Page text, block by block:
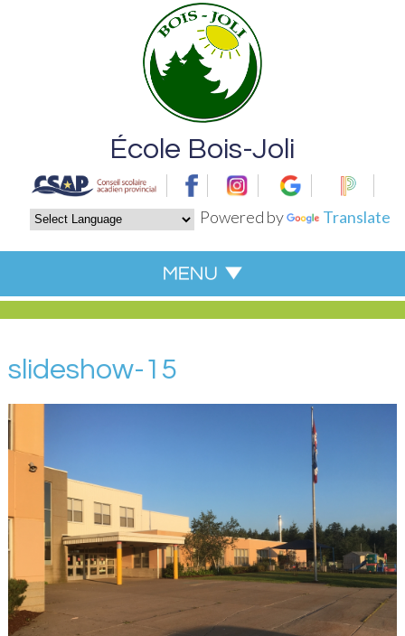
Powered by Translate
École Bois-Joli
slideshow-15